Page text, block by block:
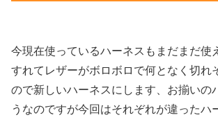
今現在使っているハーネスもまだまだ使
すれてレザーがボロボロで何となく切れ
ので新しいハーネスにします、お揃いの
うなのですが今回はそれぞれが違ったハ